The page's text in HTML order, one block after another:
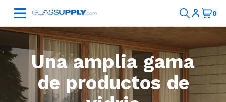
Una amplia gama
de productos de